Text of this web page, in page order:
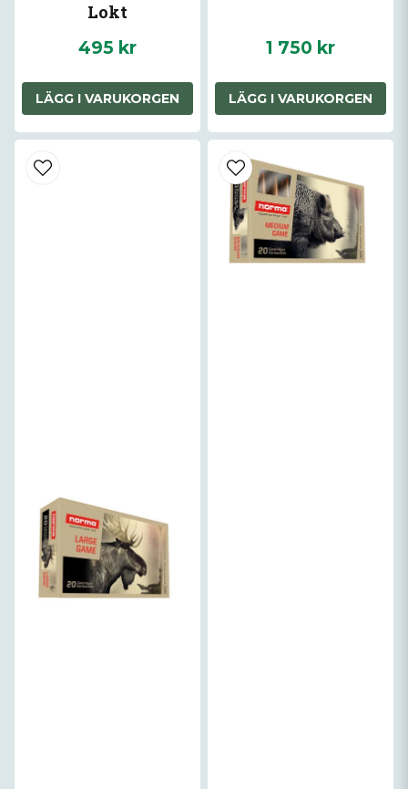
Lokt
495 kr
LÄGG I VARUKORGEN
1 750 kr
LÄGG I VARUKORGEN